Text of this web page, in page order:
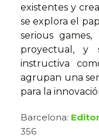
existentes y
se explora el
serious
proyectual, y
instructiva
agrupan una
para la
Barcelona:
356